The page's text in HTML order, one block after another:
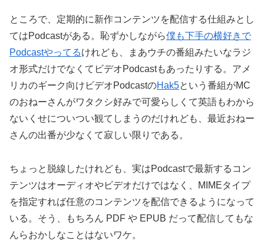
ところで、定期的に新作コンテンツを配信する仕組みとし
てはPodcastがある。恥ずかしながら僕も下手の横好きで
Podcastやってるけれども、まあウチの番組みたいなラジ
オ形式だけでなくてビデオPodcastもあったりする。アメ
リカのギーク向けビデオPodcastのHak5という番組がMC
のおねーさんがワタクシ好みで可愛らしくて英語もわから
ないくせについつい観てしまうのだけれども、最近おねー
さんの出番が少なくて寂しい限りである。
ちょっと脱線したけれども、実はPodcastで最新するコン
テンツはオーディオやビデオだけではなく、MIMEタイプ
を指定すれば任意のコンテンツを配信できるようになって
いる。そう、もちろん PDF や EPUB だって配信してもな
んらおかしなことはないワケ。